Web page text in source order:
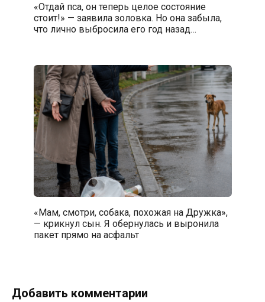
«Отдай пса, он теперь целое состояние
стоит!» — заявила золовка. Но она забыла,
что лично выбросила его год назад…
«Мам, смотри, собака, похожая на Дружка»,
— крикнул сын. Я обернулась и выронила
пакет прямо на асфальт
Добавить комментарии